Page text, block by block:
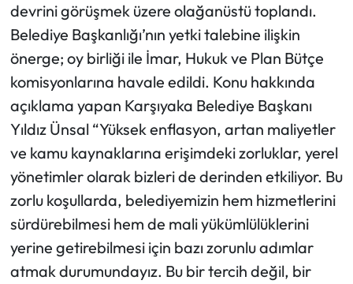
devrini görüşmek üzere olağanüstü toplandı.
Belediye Başkanlığı’nın yetki talebine ilişkin
önerge; oy birliği ile İmar, Hukuk ve Plan Bütçe
komisyonlarına havale edildi. Konu hakkında
açıklama yapan Karşıyaka Belediye Başkanı
Yıldız Ünsal “Yüksek enflasyon, artan maliyetler
ve kamu kaynaklarına erişimdeki zorluklar, yerel
yönetimler olarak bizleri de derinden etkiliyor. Bu
zorlu koşullarda, belediyemizin hem hizmetlerini
sürdürebilmesi hem de mali yükümlülüklerini
yerine getirebilmesi için bazı zorunlu adımlar
atmak durumundayız. Bu bir tercih değil, bir